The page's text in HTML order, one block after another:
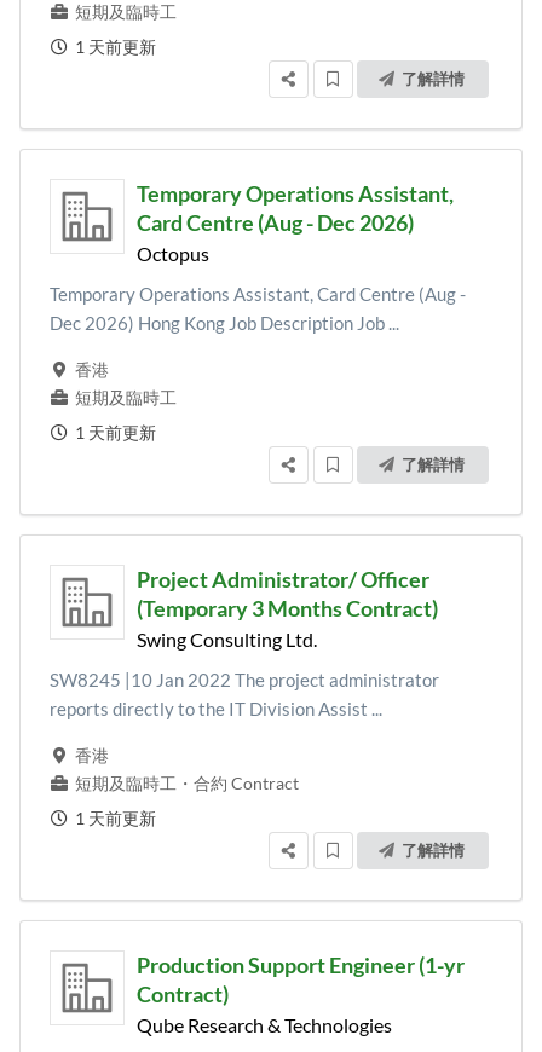
短期及臨時工
1 天前更新
了解詳情
Temporary Operations Assistant,
Card Centre (Aug - Dec 2026)
Octopus
Temporary Operations Assistant, Card Centre (Aug -
Dec 2026) Hong Kong Job Description Job ...
香港
短期及臨時工
1 天前更新
了解詳情
Project Administrator/ Officer
(Temporary 3 Months Contract)
Swing Consulting Ltd.
SW8245 |10 Jan 2022 The project administrator
reports directly to the IT Division Assist ...
香港
短期及臨時工 ・ 合約 Contract
1 天前更新
了解詳情
Production Support Engineer (1-yr
Contract)
Qube Research & Technologies